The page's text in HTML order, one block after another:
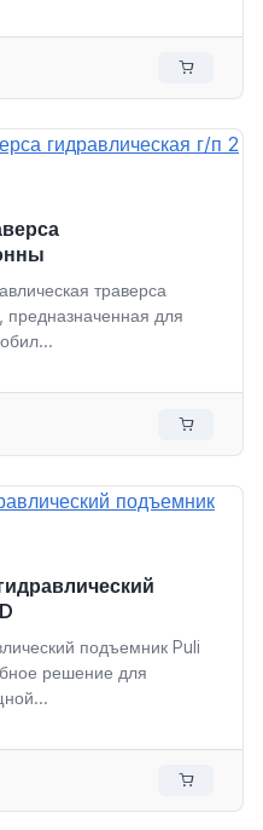
траверса
предназначенная для
подъемник Puli
решение для